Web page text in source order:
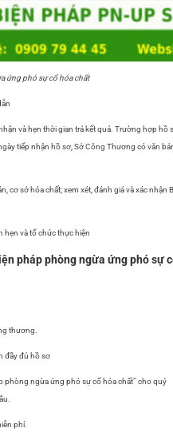
ứng phó sự cố hóa chất
và hẹn thời gian trả kết quả. Trường hợp hồ
tiếp nhận hồ sơ, Sở Công Thương có văn
cơ sở hóa chất; xem xét, đánh giá và xác nhận
hẹn và tổ chức thực hiện
pháp phòng ngừa ứng phó sự
thương.
đầy đủ hồ sơ
phòng ngừa ứng phó sự cố hóa chất” cho quý
phí.